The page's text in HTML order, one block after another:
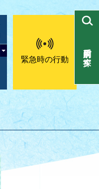
緊急時の行動 目的別で探す